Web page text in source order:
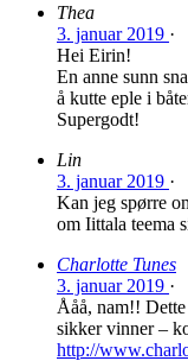
Thea
3. januar 2019 ·
Hei Eirin!
En anne sunn
å kutte eple i
Supergodt!
Lin
3. januar 2019 ·
Kan jeg spørre
om Iittala teema
Charlotte Tunes
3. januar 2019 ·
Ååå, nam!!
sikker vinner –
http://